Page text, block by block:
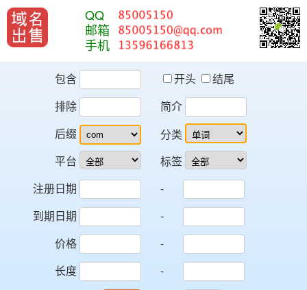
QQ
邮箱
手机
包含 开头
结尾
排除
简介
后缀
平台
分类
标签
注册日期
-
到期日期
-
价格
-
长度
-